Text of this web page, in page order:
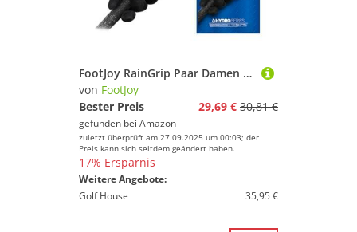
FootJoy RainGrip Paar Damen Golfhandschuhe
von FootJoy
Bester Preis
29,69 € 30,81 €
gefunden bei Amazon
zuletzt überprüft am 27.09.2025 um 00:03; der
Preis kann sich seitdem geändert haben.
17% Ersparnis
Weitere Angebote:
Golf House
35,95 €